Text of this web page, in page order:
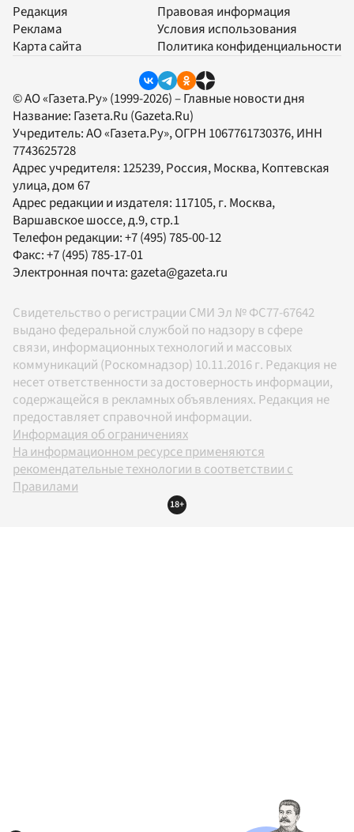
Редакция
Реклама
Карта сайта
Правовая информация
Условия использования
Политика конфиденциальности
© АО «Газета.Ру» (1999-2026) – Главные новости дня
Название: Газета.Ru (Gazeta.Ru)
Учредитель:АО «Газета.Ру», ОГРН 1067761730376, ИНН
7743625728
Адрес учредителя: 125239, Россия, Москва, Коптевская
улица, дом 67
Адрес редакции и издателя: 117105, г. Москва,
Варшавское шоссе, д.9, стр.1
Телефон редакции:+7 (495) 785-00-12
Факс:+7 (495) 785-17-01
Электронная почта: gazeta@gazeta.ru
Свидетельство о регистрации СМИ Эл № ФС77-67642
выдано федеральной службой по надзору в сфере
связи, информационных технологий и массовых
коммуникаций (Роскомнадзор) 10.11.2016 г. Редакция не
несет ответственности за достоверность информации,
содержащейся в рекламных объявлениях. Редакция не
предоставляет справочной информации.
Информация об ограничениях
На информационном ресурсе применяются
рекомендательные технологии в соответствии с
Правилами
18+